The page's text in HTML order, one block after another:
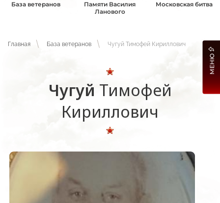
База ветеранов
Памяти Василия
Ланового
Московская битва
Главная База ветеранов Чугуй Тимофей Кириллович
Чугуй Тимофей
Кириллович
МЕНЮ